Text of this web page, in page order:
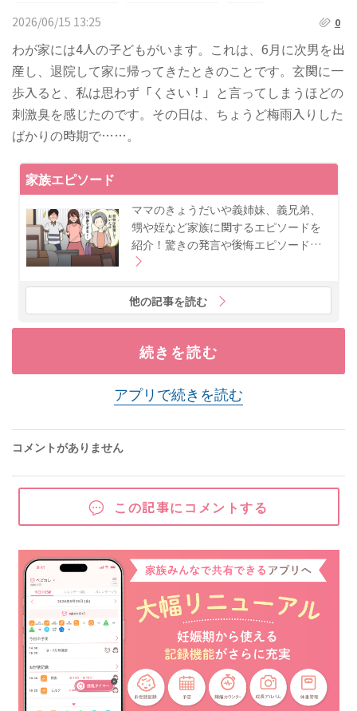
2026/06/15 13:25
0
わが家には4人の子どもがいます。これは、6月に次男を出
産し、退院して家に帰ってきたときのことです。玄関に一
歩入ると、私は思わず「くさい！」と言ってしまうほどの
刺激臭を感じたのです。その日は、ちょうど梅雨入りした
ばかりの時期で……。
家族エピソード
ママのきょうだいや義姉妹、義兄弟、
甥や姪など家族に関するエピソードを
紹介！驚きの発言や後悔エピソード…
他の記事を読む
続きを読む
アプリで続きを読む
コメントがありません
この記事にコメントする